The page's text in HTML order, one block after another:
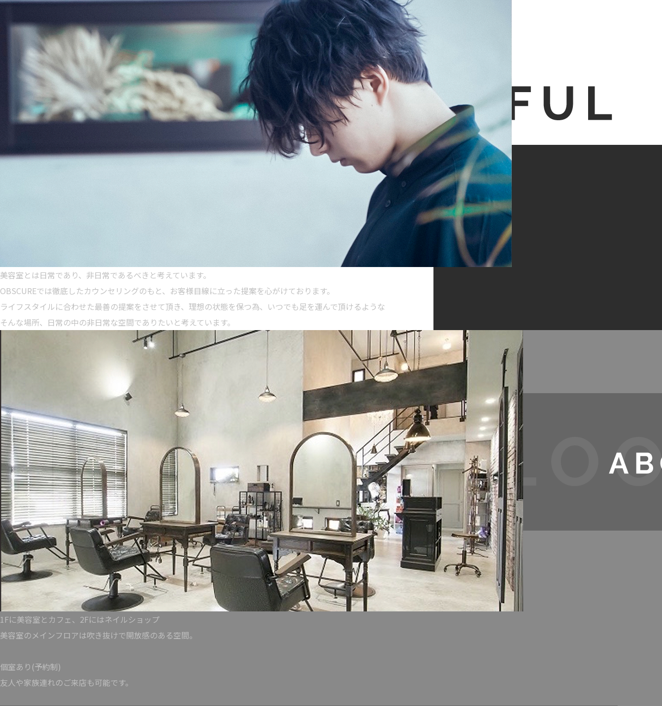
美容室とは日常であり、非日常であるべきと考えています。
OBSCUREでは徹底したカウンセリングのもと、お客様目線に立った提案を心がけております。
ライフスタイルに合わせた最善の提案をさせて頂き、理想の状態を保つ為、いつでも足を運んで頂けるような
そんな場所、日常の中の非日常な空間でありたいと考えています。
1Fに美容室とカフェ、2Fにはネイルショップ
美容室のメインフロアは吹き抜けで開放感のある空間。
個室あり(予約制)
友人や家族連れのご来店も可能です。